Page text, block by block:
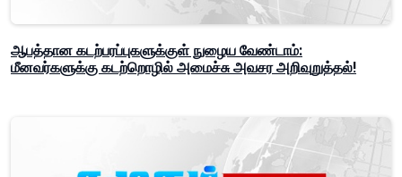
ஆபத்தான கடற்பரப்புகளுக்குள் நுழைய வேண்டாம்:
மீனவர்களுக்கு கடற்றொழில் அமைச்சு அவசர அறிவுறுத்தல்!